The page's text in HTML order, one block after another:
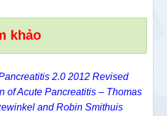
khảo
2.0 2012 Revised
of Acute Pancreatitis – Thomas
and Robin Smithuis